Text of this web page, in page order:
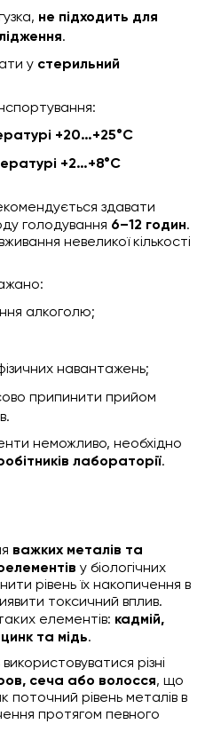
не підходить для
.
у стерильний
+20…+25°C
+2…+8°C
здавати
голодування 6–12 годин.
невеликої кількості
алкоголю;
навантажень;
припинити прийом
неможливо, необхідно
лабораторії.
важких металів та
у біологічних
рівень їх накопичення в
токсичний вплив.
елементів: кадмій,
та мідь.
різні
сеча або волосся, що
поточний рівень металів в
протягом певного